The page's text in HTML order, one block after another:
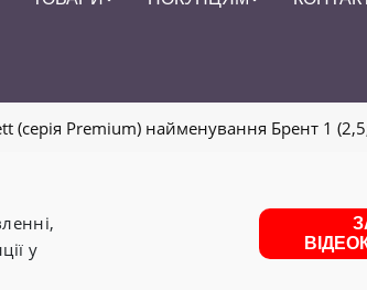
(серія Premium) найменування Брент 1
у